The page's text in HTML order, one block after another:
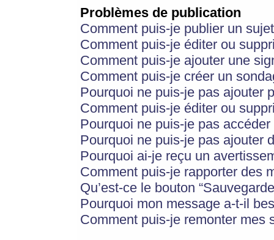
Problèmes de publication
Comment puis-je publier un
Comment puis-je éditer ou
Comment puis-je ajouter une
Comment puis-je créer un
Pourquoi ne puis-je pas ajouter
Comment puis-je éditer ou
Pourquoi ne puis-je pas
Pourquoi ne puis-je pas ajouter
Pourquoi ai-je reçu un
Comment puis-je rapporter des
Qu’est-ce le bouton
Pourquoi mon message a-t-il
Comment puis-je remonter mes